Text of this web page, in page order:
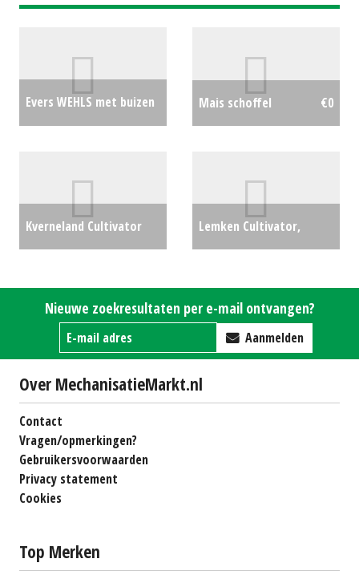
Evers WEHLS met buizen
Mais schoffel €0
Kverneland Cultivator
€9250
Lemken Cultivator,
(NT) #22780
€22500
Nieuwe zoekresultaten per e-mail ontvangen?
Aanmelden
Over MechanisatieMarkt.nl
Contact
Vragen/opmerkingen?
Gebruikersvoorwaarden
Privacy statement
Cookies
Top Merken